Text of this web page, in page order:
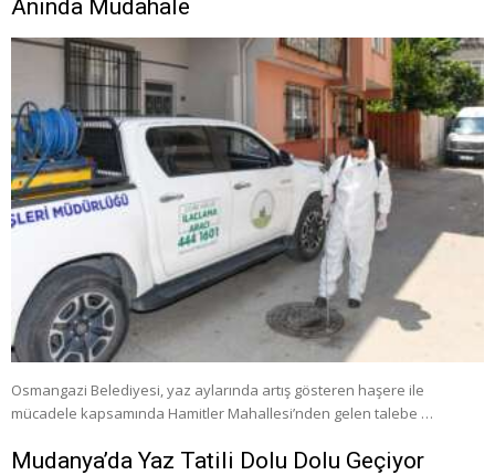
Anında Müdahale
Osmangazi Belediyesi, yaz aylarında artış gösteren haşere ile
mücadele kapsamında Hamitler Mahallesi’nden gelen talebe …
Mudanya’da Yaz Tatili Dolu Dolu Geçiyor